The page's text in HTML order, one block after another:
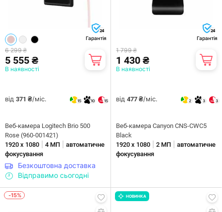
24
Гарантія
6 299 ₴
5 555 ₴
В наявності
від 371 ₴/міс. 15 10 15
Веб-камера Logitech Brio 500
Rose (960-001421)
1920 х 1080
4 МП
автоматичне
фокусування
Безкоштовна доставка
Відправимо сьогодні
24
Гарантія
1 799 ₴
1 430 ₴
В наявності
від 477 ₴/міс. 2 3 3
Веб-камера Canyon CNS-CWC5
Black
1920 х 1080
2 МП
автоматичне
фокусування
-15% НОВИНКА